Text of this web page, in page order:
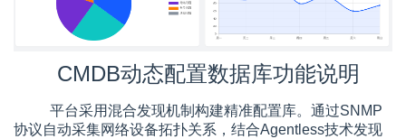
CMDB动态配置数据库功能说明
平台采用混合发现机制构建精准配置库。通过SNMP
协议自动采集网络设备拓扑关系，结合Agentless技术发现